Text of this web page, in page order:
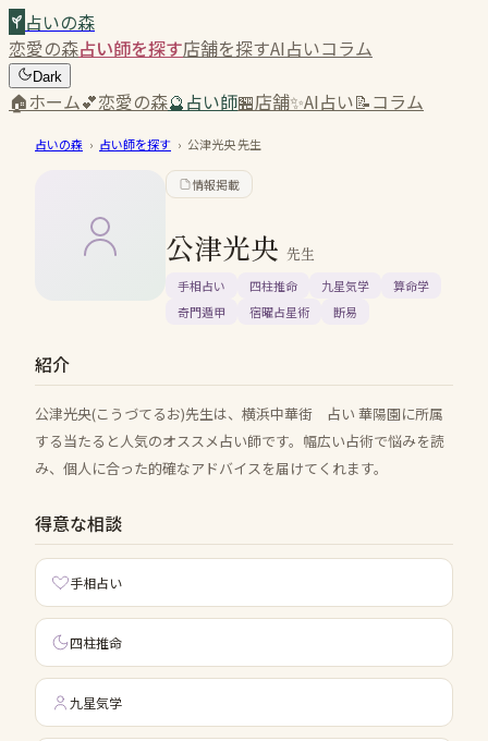
占いの森
恋愛の森占い師を探す店舗を探すAI占いコラム
Dark
🏠ホーム💕恋愛の森🔮占い師🏪店舗✨AI占い📝コラム
占いの森 › 占い師を探す › 公津光央先生
情報掲載
公津光央 先生
手相占い 四柱推命 九星気学
算命学
奇門遁甲
宿曜占星術 断易
紹介
公津光央(こうづてるお)先生は、横浜中華街 占い 華陽園に所属
する当たると人気のオススメ占い師です。幅広い占術で悩みを読
み、個人に合った的確なアドバイスを届けてくれます。
得意な相談
手相占い
四柱推命
九星気学